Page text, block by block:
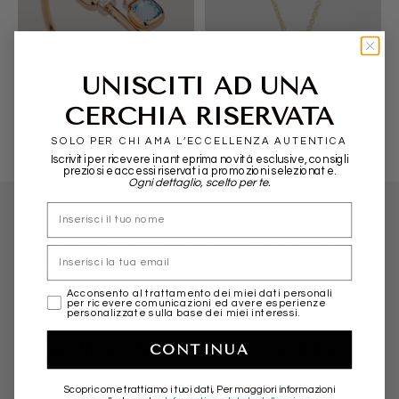
POMELLATO ALIITA
WHAT THEY SAY ABOUT US...
Friendly, professional and fast in shipping.
More than positive experience. Highly
UNISCITI AD UNA
CERCHIA RISERVATA
SOLO PER CHI AMA L’ECCELLENZA AUTENTICA
Iscriviti per ricevere in anteprima novità esclusive, consigli
preziosi e accessi riservati a promozioni selezionate.
Ogni dettaglio, scelto per te.
nome
Email
marketing
Acconsento al trattamento dei miei dati personali
per ricevere comunicazioni ed avere esperienze
personalizzate sulla base dei miei interessi.
CONTINUA
Scopri come trattiamo i tuoi dati, Per maggiori informazioni